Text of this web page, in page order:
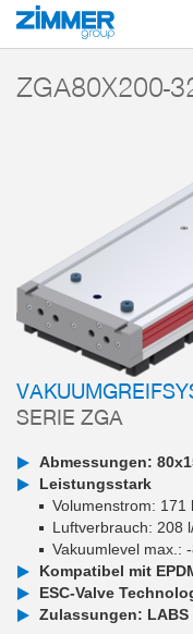
Start Produkte
ZGA80X200-
SERIE ZGA
Abmessungen:
Leistungsstark
Volumenstrom: 171
Luftverbrauch: 208
Vakuumlevel max.:
Kompatibel mit
ESC-Valve
Zulassungen: LABS